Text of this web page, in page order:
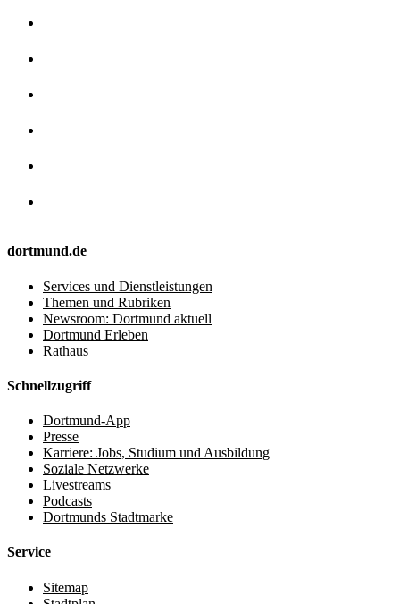
dortmund.de
Services und Dienstleistungen
Themen und Rubriken
Newsroom: Dortmund aktuell
Dortmund Erleben
Rathaus
Schnellzugriff
Dortmund-App
Presse
Karriere: Jobs, Studium und Ausbildung
Soziale Netzwerke
Livestreams
Podcasts
Dortmunds Stadtmarke
Service
Sitemap